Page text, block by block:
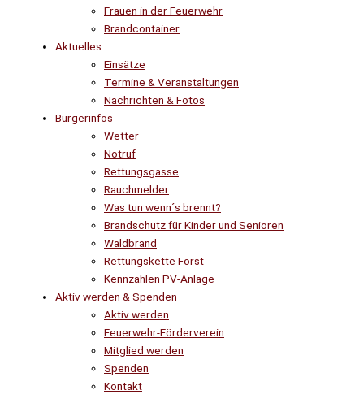
Frauen in der Feuerwehr
Brandcontainer
Aktuelles
Einsätze
Termine & Veranstaltungen
Nachrichten & Fotos
Bürgerinfos
Wetter
Notruf
Rettungsgasse
Rauchmelder
Was tun wenn´s brennt?
Brandschutz für Kinder und Senioren
Waldbrand
Rettungskette Forst
Kennzahlen PV-Anlage
Aktiv werden & Spenden
Aktiv werden
Feuerwehr-Förderverein
Mitglied werden
Spenden
Kontakt